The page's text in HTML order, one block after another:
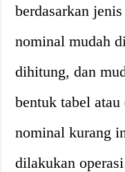
berdasarkan
nominal mudah
dihitung, dan
bentuk tabel
nominal kurang
dilakukan